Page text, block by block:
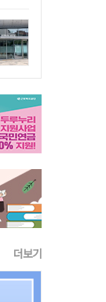
더보기